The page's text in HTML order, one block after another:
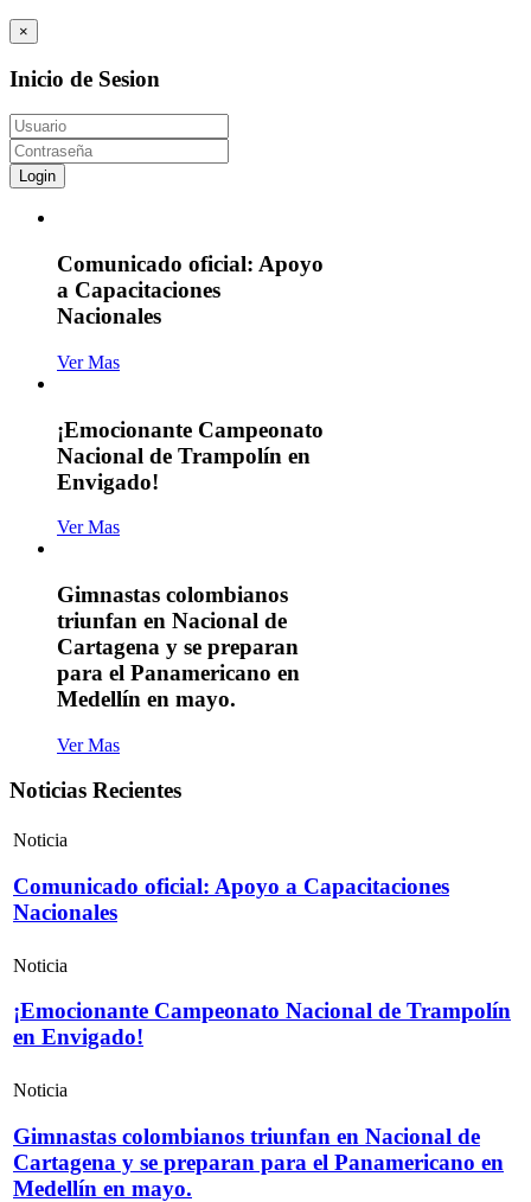
×
Inicio de Sesion
Login
Comunicado oficial: Apoyo
a Capacitaciones
Nacionales
Ver Mas
¡Emocionante Campeonato
Nacional de Trampolín en
Envigado!
Ver Mas
Gimnastas colombianos
triunfan en Nacional de
Cartagena y se preparan
para el Panamericano en
Medellín en mayo.
Ver Mas
Noticias Recientes
Noticia
Comunicado oficial: Apoyo a Capacitaciones
Nacionales
Noticia
¡Emocionante Campeonato Nacional de Trampolín
en Envigado!
Noticia
Gimnastas colombianos triunfan en Nacional de
Cartagena y se preparan para el Panamericano en
Medellín en mayo.